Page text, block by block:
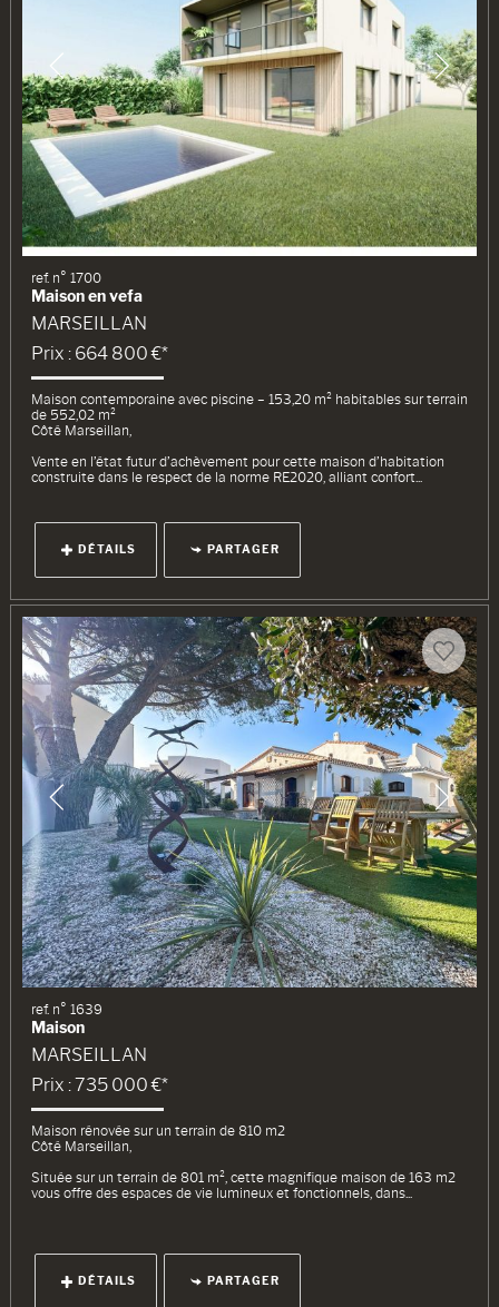
ref. n° 1700
Maison en vefa
MARSEILLAN
Prix : 664 800 €*
Maison contemporaine avec piscine – 153,20 m² habitables sur terrain
de 552,02 m²
Côté Marseillan,
Vente en l’état futur d’achèvement pour cette maison d’habitation
construite dans le respect de la norme RE2020, alliant confort...
DÉTAILS PARTAGER
ref. n° 1639
Maison
MARSEILLAN
Prix : 735 000 €*
Maison rénovée sur un terrain de 810 m2
Côté Marseillan,
Située sur un terrain de 801 m², cette magnifique maison de 163 m2
vous offre des espaces de vie lumineux et fonctionnels, dans...
DÉTAILS PARTAGER